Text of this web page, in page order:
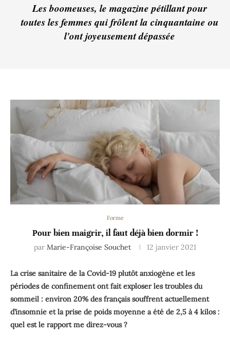
Les boomeuses, le magazine pétillant pour
toutes les femmes qui frôlent la cinquantaine ou
l'ont joyeusement dépassée
Forme
Pour bien maigrir, il faut déjà bien dormir !
par Marie-Françoise Souchet 12 janvier 2021
La crise sanitaire de la Covid-19 plutôt anxiogène et les
périodes de confinement ont fait exploser les troubles du
sommeil : environ 20% des français souffrent actuellement
d’insomnie et la prise de poids moyenne a été de 2,5 à 4 kilos :
quel est le rapport me direz-vous ?